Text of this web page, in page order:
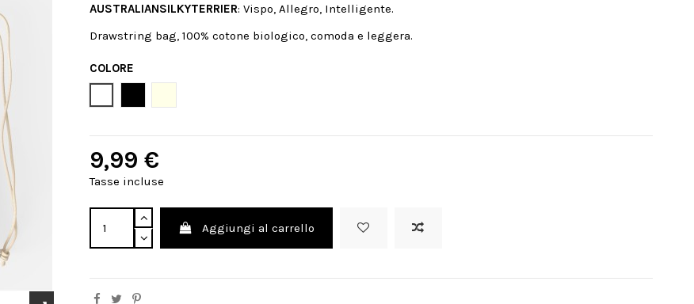
AUSTRALIANSILKYTERRIER: Vispo, Allegro, Intelligente.
Drawstring bag, 100% cotone biologico, comoda e leggera.
COLORE
9,99 €
Tasse incluse
Aggiungi al carrello